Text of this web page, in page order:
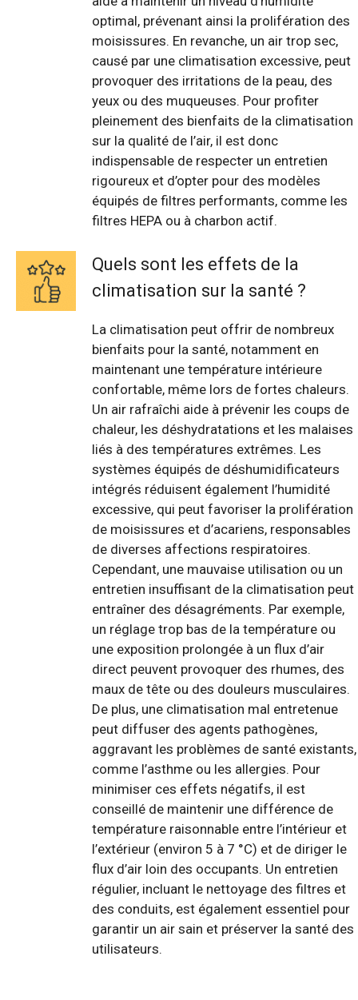
optimal, prévenant ainsi la prolifération des
moisissures. En revanche, un air trop sec,
causé par une climatisation excessive, peut
provoquer des irritations de la peau, des
yeux ou des muqueuses. Pour profiter
pleinement des bienfaits de la climatisation
sur la qualité de l’air, il est donc
indispensable de respecter un entretien
rigoureux et d’opter pour des modèles
équipés de filtres performants, comme les
filtres HEPA ou à charbon actif.
Quels sont les effets de la
climatisation sur la santé ?
La climatisation peut offrir de nombreux
bienfaits pour la santé, notamment en
maintenant une température intérieure
confortable, même lors de fortes chaleurs.
Un air rafraîchi aide à prévenir les coups de
chaleur, les déshydratations et les malaises
liés à des températures extrêmes. Les
systèmes équipés de déshumidificateurs
intégrés réduisent également l’humidité
excessive, qui peut favoriser la prolifération
de moisissures et d’acariens, responsables
de diverses affections respiratoires.
Cependant, une mauvaise utilisation ou un
entretien insuffisant de la climatisation peut
entraîner des désagréments. Par exemple,
un réglage trop bas de la température ou
une exposition prolongée à un flux d’air
direct peuvent provoquer des rhumes, des
maux de tête ou des douleurs musculaires.
De plus, une climatisation mal entretenue
peut diffuser des agents pathogènes,
aggravant les problèmes de santé existants,
comme l’asthme ou les allergies. Pour
minimiser ces effets négatifs, il est
conseillé de maintenir une différence de
température raisonnable entre l’intérieur et
l’extérieur (environ 5 à 7 °C) et de diriger le
flux d’air loin des occupants. Un entretien
régulier, incluant le nettoyage des filtres et
des conduits, est également essentiel pour
garantir un air sain et préserver la santé des
utilisateurs.